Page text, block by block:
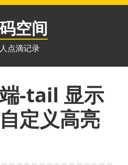
空间
点滴记录
-tail 显示
定义高亮